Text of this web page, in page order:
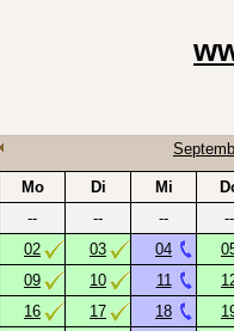
Mo Di Mi
--
-- --
--
02
03 04
09
10 11
16
17 18